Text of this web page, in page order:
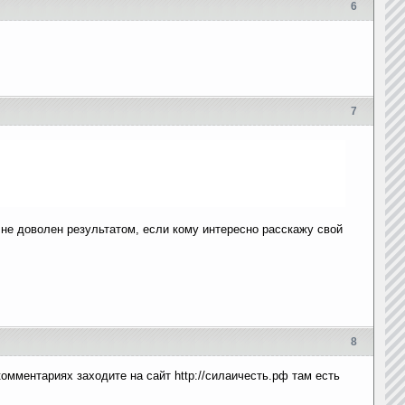
6
7
доволен результатом, если кому интересно расскажу свой
8
заходите на сайт http://силаичесть.рф там есть